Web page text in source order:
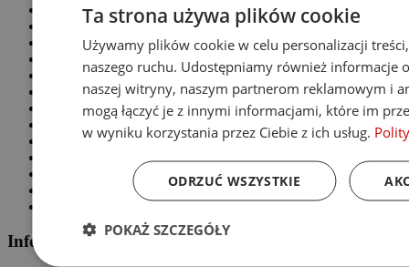
Grzałki
Grzejniki panelowe
Grzejniki żeberkowe
Grzejniki z lustrem
Grzejniki panelowe
Grzejniki stalowe
Grzejniki aluminiowe
Grzejniki pionowe
Grzejniki białe
Grzejniki chromowane
Grzejniki z podłączeniem dolnym
Grzejniki z podłączeniem bocznym
Informacje
Ta strona używa plików cookie
Używamy plików cookie w celu personalizacji
naszego ruchu. Udostępniamy również informacje
naszej witryny, naszym partnerom reklamowym i
mogą łączyć je z innymi informacjami, które im
w wyniku korzystania przez Ciebie z ich usług.
ODRZUĆ WSZYSTKIE
POKAŻ SZCZEGÓŁY